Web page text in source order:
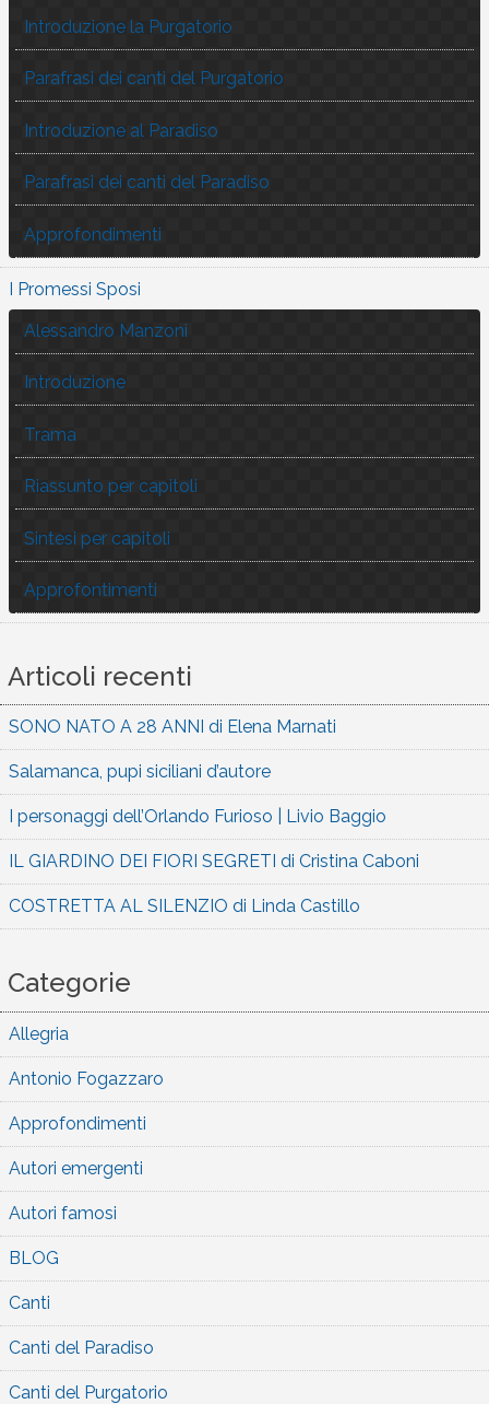
Introduzione la Purgatorio
Parafrasi dei canti del Purgatorio
Introduzione al Paradiso
Parafrasi dei canti del Paradiso
Approfondimenti
I Promessi Sposi
Alessandro Manzoni
Introduzione
Trama
Riassunto per capitoli
Sintesi per capitoli
Approfontimenti
Articoli recenti
SONO NATO A 28 ANNI di Elena Marnati
Salamanca, pupi siciliani d’autore
I personaggi dell’Orlando Furioso | Livio Baggio
IL GIARDINO DEI FIORI SEGRETI di Cristina Caboni
COSTRETTA AL SILENZIO di Linda Castillo
Categorie
Allegria
Antonio Fogazzaro
Approfondimenti
Autori emergenti
Autori famosi
BLOG
Canti
Canti del Paradiso
Canti del Purgatorio